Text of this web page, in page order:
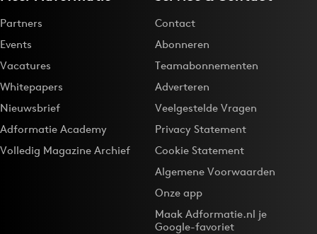
Partners
Events
Vacatures
Whitepapers
Nieuwsbrief
Adformatie Academy
Volledig Magazine Archief
Contact
Abonneren
Teamabonnementen
Adverteren
Veelgestelde Vragen
Privacy Statement
Cookie Statement
Algemene Voorwaarden
Onze app
Maak Adformatie.nl je
Google-favoriet